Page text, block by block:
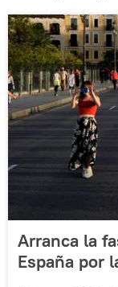
Arranca la
España por